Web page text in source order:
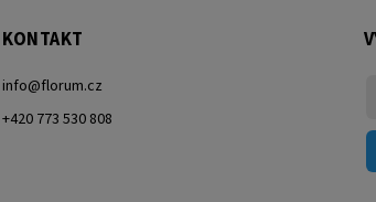
KONTAKT
info@florum.cz
+420 773 530 808